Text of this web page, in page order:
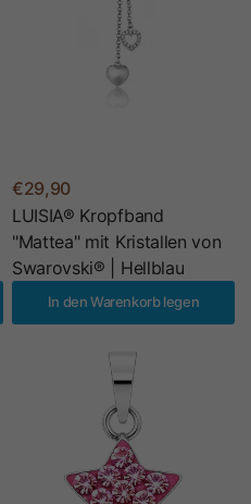
€29,90
LUISIA® Kropfband
"Mattea" mit Kristallen von
Swarovski® | Hellblau
In den Warenkorb legen